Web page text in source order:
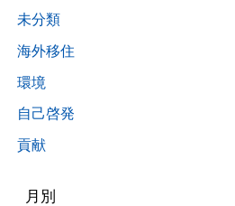
未分類
海外移住
環境
自己啓発
貢献
月別